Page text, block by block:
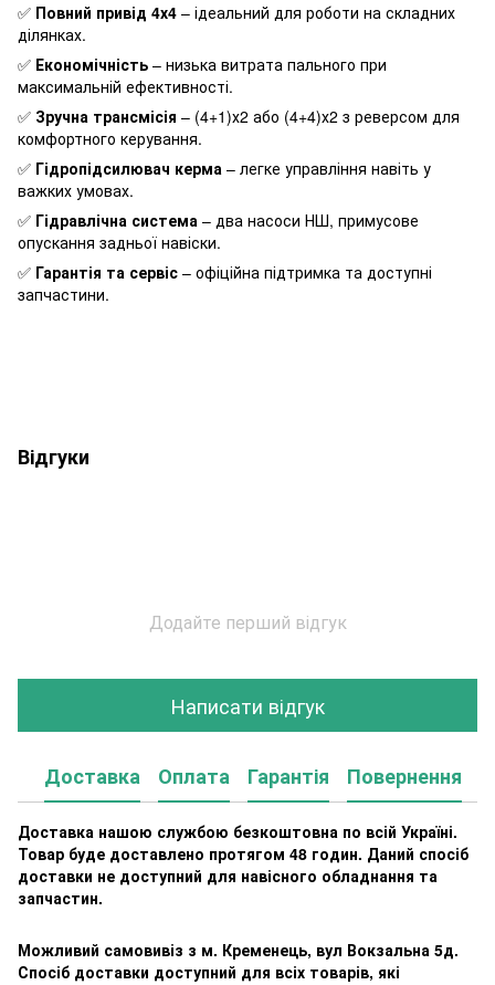
✅ Повний привід 4х4 – ідеальний для роботи на складних
ділянках.
✅ Економічність – низька витрата пального при
максимальній ефективності.
✅ Зручна трансмісія – (4+1)х2 або (4+4)х2 з реверсом для
комфортного керування.
✅ Гідропідсилювач керма – легке управління навіть у
важких умовах.
✅ Гідравлічна система – два насоси НШ, примусове
опускання задньої навіски.
✅ Гарантія та сервіс – офіційна підтримка та доступні
запчастини.
Відгуки
Додайте перший відгук
Написати відгук
Доставка Оплата Гарантія Повернення
Доставка нашою службою безкоштовна по всій Україні.
Товар буде доставлено протягом 48 годин. Даний спосіб
доставки не доступний для навісного обладнання та
запчастин.
Можливий самовивіз з м. Кременець, вул Вокзальна 5д.
Спосіб доставки доступний для всіх товарів, які